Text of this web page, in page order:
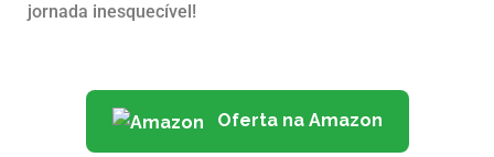
jornada inesquecível!
Oferta na Amazon